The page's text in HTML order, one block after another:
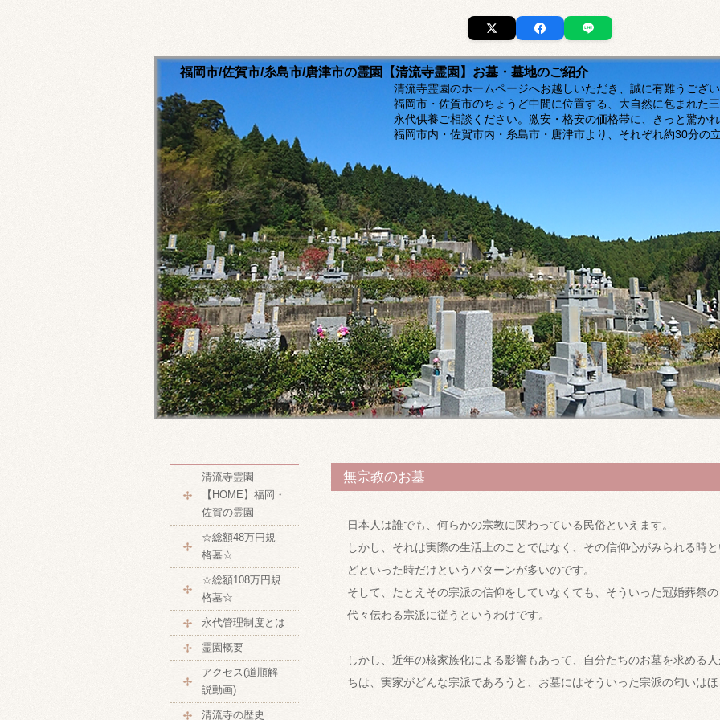
福岡市/佐賀市/糸島市/唐津市の霊園【清流寺霊園】お墓・墓地のご紹介
清流寺霊園のホームページへお越しいただき、誠に有難うございま
福岡市・佐賀市のちょうど中間に位置する、大自然に包まれた
永代供養ご相談ください。激安・格安の価格帯に、きっと驚かれるは
福岡市内・佐賀市内・糸島市・唐津市より、それぞれ約30分の立地
無宗教のお墓
日本人は誰でも、何らかの宗教に関わっている民俗といえます。
しかし、それは実際の生活上のことではなく、その信仰心がみられる時
どといった時だけというパターンが多いのです。
そして、たとえその宗派の信仰をしていなくても、そういった冠婚葬祭
代々伝わる宗派に従うというわけです。
しかし、近年の核家族化による影響もあって、自分たちのお墓を求める
ちは、実家がどんな宗派であろうと、お墓にはそういった宗派の匂いは
清流寺霊園
【HOME】福岡・
佐賀の霊園
☆総額48万円規
格墓☆
☆総額108万円規
格墓☆
永代管理制度とは
霊園概要
アクセス(道順解
説動画)
清流寺の歴史